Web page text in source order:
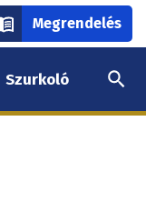
Megrendelés
Szurkoló